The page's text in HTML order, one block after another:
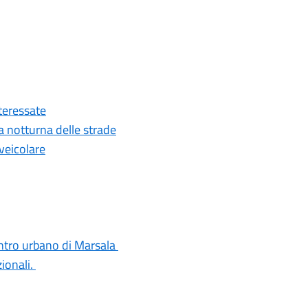
notturna delle strade
urbano di Marsala